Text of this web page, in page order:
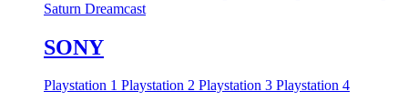
Saturn Dreamcast
SONY
Playstation 1 Playstation 2 Playstation 3 Playstation 4